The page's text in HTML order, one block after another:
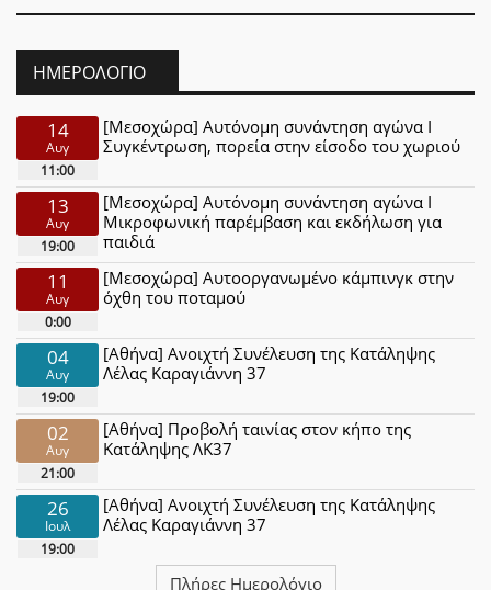
ΗΜΕΡΟΛΌΓΙΟ
14
Αυγ
11:00
[Μεσοχώρα] Αυτόνομη συνάντηση αγώνα Ι
Συγκέντρωση, πορεία στην είσοδο του χωριού
13
Αυγ
19:00
[Μεσοχώρα] Αυτόνομη συνάντηση αγώνα Ι
Μικροφωνική παρέμβαση και εκδήλωση για
παιδιά
11
Αυγ
0:00
[Μεσοχώρα] Αυτοοργανωμένο κάμπινγκ στην
όχθη του ποταμού
04
Αυγ
19:00
[Αθήνα] Ανοιχτή Συνέλευση της Κατάληψης
Λέλας Καραγιάννη 37
02
Αυγ
21:00
[Αθήνα] Προβολή ταινίας στον κήπο της
Κατάληψης ΛΚ37
26
Ιουλ
19:00
[Αθήνα] Ανοιχτή Συνέλευση της Κατάληψης
Λέλας Καραγιάννη 37
Πλήρες Ημερολόγιο